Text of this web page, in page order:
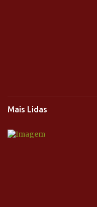
Mais Lidas